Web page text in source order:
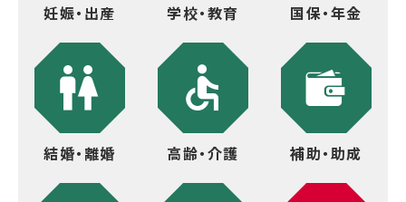
妊娠・出産 学校・教育 国保・年金
結婚・離婚 高齢・介護 補助・助成